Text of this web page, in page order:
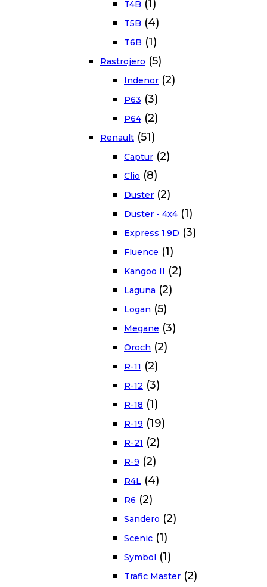
T4B (1)
T5B (4)
T6B (1)
Rastrojero (5)
Indenor (2)
P63 (3)
P64 (2)
Renault (51)
Captur (2)
Clio (8)
Duster (2)
Duster - 4x4 (1)
Express 1.9D (3)
Fluence (1)
Kangoo II (2)
Laguna (2)
Logan (5)
Megane (3)
Oroch (2)
R-11 (2)
R-12 (3)
R-18 (1)
R-19 (19)
R-21 (2)
R-9 (2)
R4L (4)
R6 (2)
Sandero (2)
Scenic (1)
Symbol (1)
Trafic Master (2)